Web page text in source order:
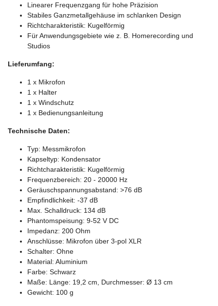
Linearer Frequenzgang für hohe Präzision
Stabiles Ganzmetallgehäuse im schlanken Design
Richtcharakteristik: Kugelförmig
Für Anwendungsgebiete wie z. B. Homerecording und
Studios
Lieferumfang:
1 x Mikrofon
1 x Halter
1 x Windschutz
1 x Bedienungsanleitung
Technische Daten:
Typ: Messmikrofon
Kapseltyp: Kondensator
Richtcharakteristik: Kugelförmig
Frequenzbereich: 20 - 20000 Hz
Geräuschspannungsabstand: >76 dB
Empfindlichkeit: -37 dB
Max. Schalldruck: 134 dB
Phantomspeisung: 9-52 V DC
Impedanz: 200 Ohm
Anschlüsse: Mikrofon über 3-pol XLR
Schalter: Ohne
Material: Aluminium
Farbe: Schwarz
Maße: Länge: 19,2 cm, Durchmesser: Ø 13 cm
Gewicht: 100 g